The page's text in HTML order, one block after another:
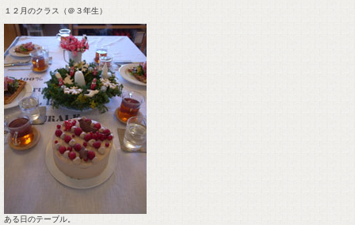
１２月のクラス（＠３年生）
ある日のテーブル。